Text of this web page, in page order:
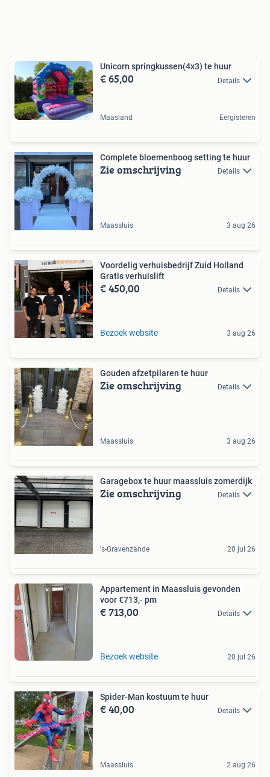
Unicorn springkussen(4x3) te huur
€ 65,00 Details
Maasland Eergisteren
Complete bloemenboog setting te huur
Zie omschrijving Details
Maassluis 3 aug 26
Voordelig verhuisbedrijf Zuid Holland
Gratis verhuislift
€ 450,00 Details
Bezoek website 3 aug 26
Gouden afzetpilaren te huur
Zie omschrijving Details
Maassluis 3 aug 26
Garagebox te huur maassluis zomerdijk
Zie omschrijving Details
's-Gravenzande 20 jul 26
Appartement in Maassluis gevonden
voor €713,- pm
€ 713,00 Details
Bezoek website 20 jul 26
Spider-Man kostuum te huur
€ 40,00 Details
Maassluis 2 aug 26